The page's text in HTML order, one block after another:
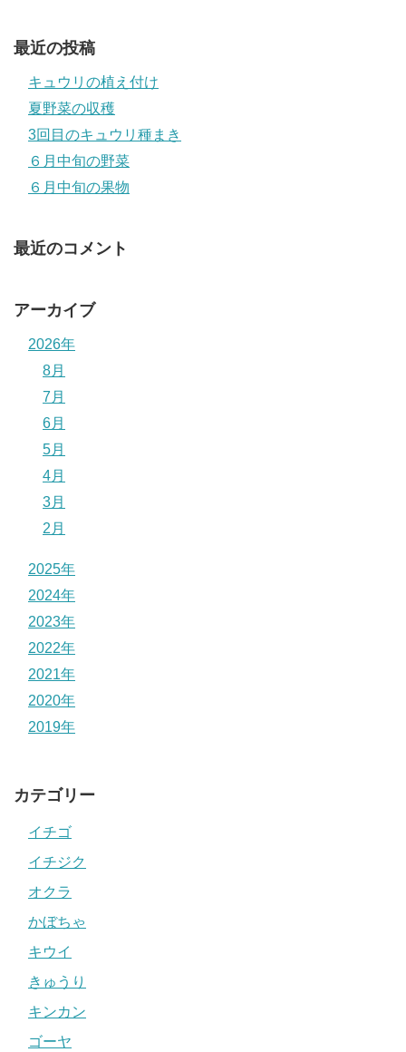
最近の投稿
キュウリの植え付け
夏野菜の収穫
3回目のキュウリ種まき
６月中旬の野菜
６月中旬の果物
最近のコメント
アーカイブ
2026年
8月
7月
6月
5月
4月
3月
2月
2025年
2024年
2023年
2022年
2021年
2020年
2019年
カテゴリー
イチゴ
イチジク
オクラ
かぼちゃ
キウイ
きゅうり
キンカン
ゴーヤ